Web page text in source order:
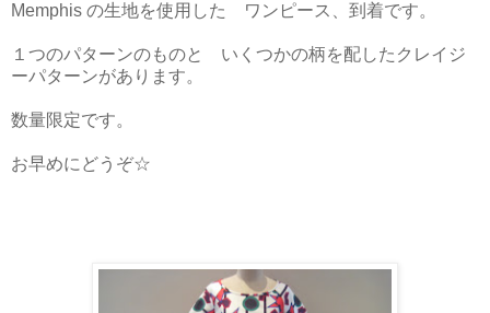
Memphis の生地を使用した ワンピース、到着です。
１つのパターンのものと いくつかの柄を配したクレイジ
ーパターンがあります。
数量限定です。
お早めにどうぞ☆